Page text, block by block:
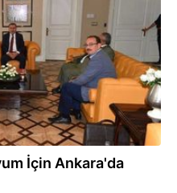
İçin Ankara'da